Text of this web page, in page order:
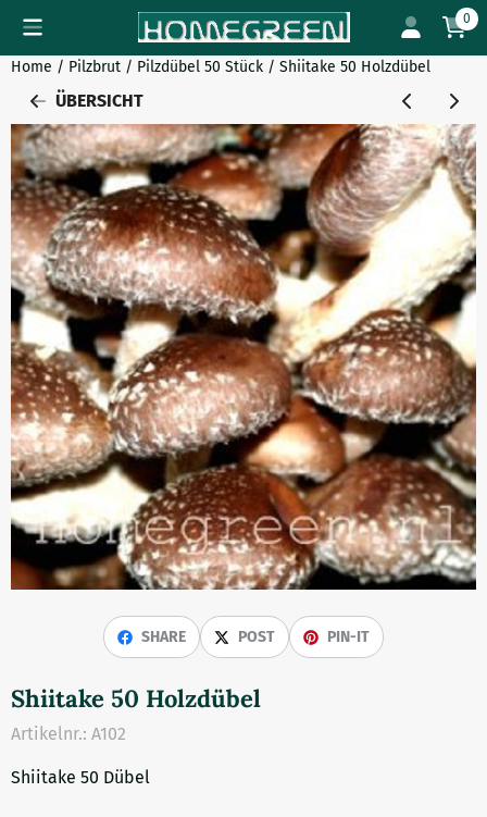
Cookie-Einstellungen verfügbar. Einstellungen wählen oder0
Home / Pilzbrut / Pilzdübel 50 Stück / Shiitake 50 Holzdübel
ÜBERSICHT
SHARE POST PIN-IT
Shiitake 50 Holzdübel
Artikelnr.: A102
Shiitake 50 Dübel